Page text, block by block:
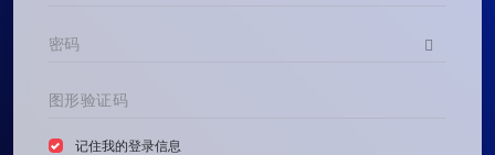
记住我的登录信息